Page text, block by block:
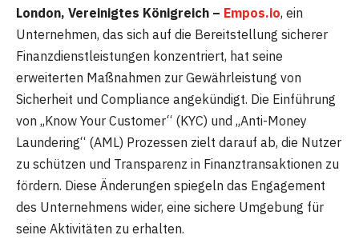
London, Vereinigtes Königreich – Empos.io, ein
Unternehmen, das sich auf die Bereitstellung sicherer
Finanzdienstleistungen konzentriert, hat seine
erweiterten Maßnahmen zur Gewährleistung von
Sicherheit und Compliance angekündigt. Die Einführung
von „Know Your Customer“ (KYC) und „Anti-Money
Laundering“ (AML) Prozessen zielt darauf ab, die Nutzer
zu schützen und Transparenz in Finanztransaktionen zu
fördern. Diese Änderungen spiegeln das Engagement
des Unternehmens wider, eine sichere Umgebung für
seine Aktivitäten zu erhalten.